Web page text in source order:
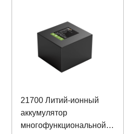
21700 Литий-ионный
аккумулятор
многофункциональной